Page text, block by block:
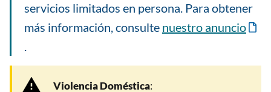
servicios limitados en persona. Para obtener
más información, consulte nuestro anuncio
.
Violencia Doméstica: